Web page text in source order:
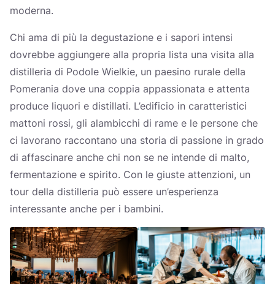
moderna.
Chi ama di più la degustazione e i sapori intensi
dovrebbe aggiungere alla propria lista una visita alla
distilleria di Podole Wielkie, un paesino rurale della
Pomerania dove una coppia appassionata e attenta
produce liquori e distillati. L’edificio in caratteristici
mattoni rossi, gli alambicchi di rame e le persone che
ci lavorano raccontano una storia di passione in grado
di affascinare anche chi non se ne intende di malto,
fermentazione e spirito. Con le giuste attenzioni, un
tour della distilleria può essere un’esperienza
interessante anche per i bambini.